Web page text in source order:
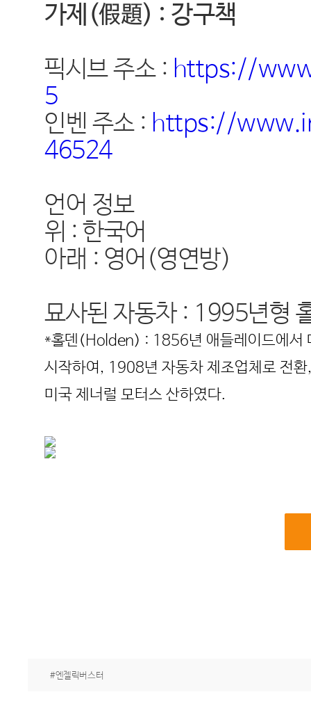
가제(假題) : 강구책
픽시브 주소 : https://
5
인벤 주소 : https://
46524
언어 정보
위 : 한국어
아래 : 영어(영연방)
묘사된 자동차 : 1995년형
*홀덴(Holden) : 1856년 애들레이드에서
시작하여, 1908년 자동차 제조업체로 전
미국 제너럴 모터스 산하였다.
#엔젤릭버스터